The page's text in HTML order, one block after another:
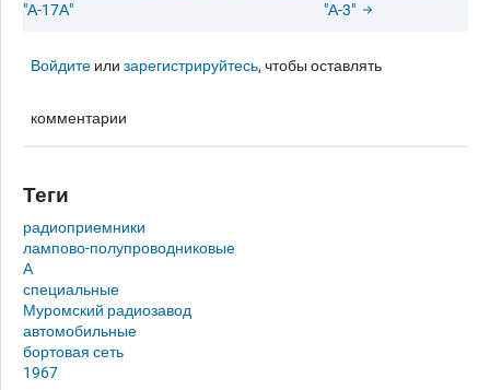
"А-17А"
"А-3"
Войдите илизарегистрируйтесь, чтобы оставлять
комментарии
Теги
радиоприемники
лампово-полупроводниковые
А
специальные
Муромский радиозавод
автомобильные
бортовая сеть
1967